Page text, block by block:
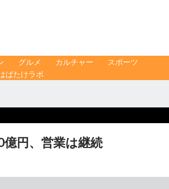
グルメ カルチャー
スポーツ
ばたけラボ
億円、営業は継続